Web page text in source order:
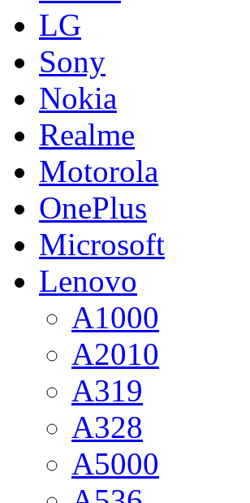
LG
Sony
Nokia
Realme
Motorola
OnePlus
Microsoft
Lenovo
A1000
A2010
A319
A328
A5000